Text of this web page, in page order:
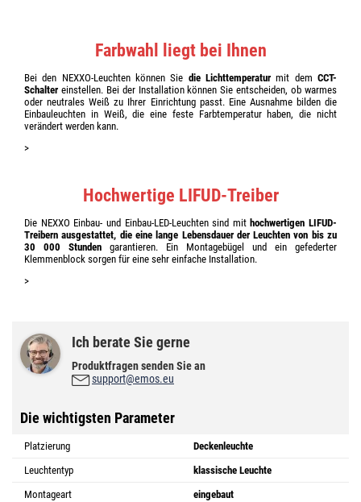
Farbwahl liegt bei Ihnen
Bei den NEXXO-Leuchten können Sie die Lichttemperatur mit demCCT-
Schalter einstellen. Bei der Installation können Sie entscheiden, ob warmes
oder neutrales Weiß zu Ihrer Einrichtung passt. Eine Ausnahme bilden die
Einbauleuchten in Weiß, die eine feste Farbtemperatur haben, die nicht
verändert werden kann.
>
Hochwertige LIFUD-Treiber
Die NEXXO Einbau- und Einbau-LED-Leuchten sind mit hochwertigen LIFUD-
Treibern ausgestattet, die eine lange Lebensdauer der Leuchten von bis zu
30 000 Stunden garantieren. Ein Montagebügel und ein gefederter
Klemmenblock sorgen für eine sehr einfache Installation.
>
Ich berate Sie gerne
Produktfragen senden Sie an
support@emos.eu
Die wichtigsten Parameter
Platzierung
Deckenleuchte
Leuchtentyp
klassische Leuchte
Montageart
eingebaut